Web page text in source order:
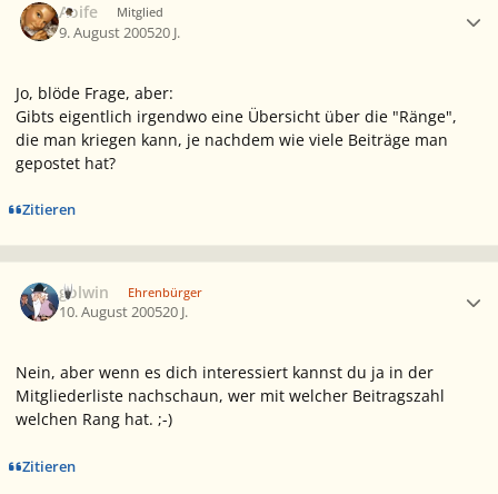
Aoife Mitglied
9. August 200520 J.
Jo, blöde Frage, aber:
Gibts eigentlich irgendwo eine Übersicht über die "Ränge",
die man kriegen kann, je nachdem wie viele Beiträge man
gepostet hat?
Zitieren
golwin Ehrenbürger
10. August 200520 J.
Nein, aber wenn es dich interessiert kannst du ja in der
Mitgliederliste nachschaun, wer mit welcher Beitragszahl
welchen Rang hat. ;-)
Zitieren